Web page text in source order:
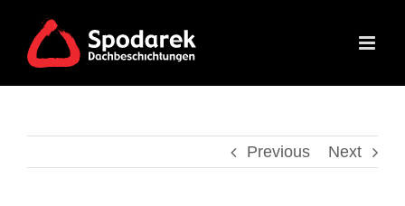
content
Previous Next